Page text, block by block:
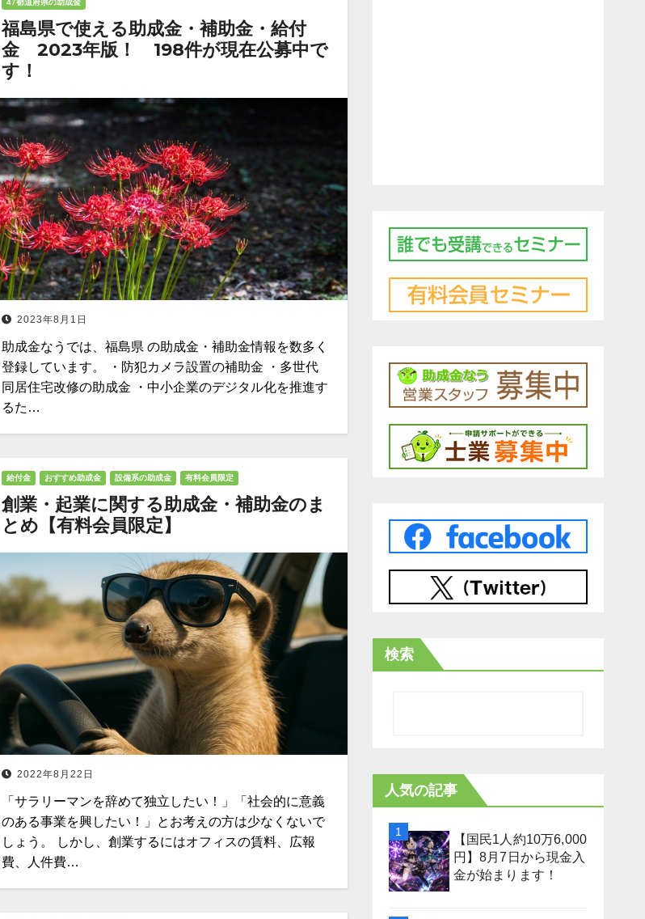
47都道府県の助成金
福島県で使える助成金・補助金・給付
金 2023年版！ 198件が現在公募中で
す！
2023年8月1日
助成金なうでは、福島県 の助成金・補助金情報を数多く
登録しています。 ・防犯カメラ設置の補助金 ・多世代
同居住宅改修の助成金 ・中小企業のデジタル化を推進す
るた…
給付金 おすすめ助成金 設備系の助成金 有料会員限定
創業・起業に関する助成金・補助金のま
とめ【有料会員限定】
2022年8月22日
「サラリーマンを辞めて独立したい！」「社会的に意義
のある事業を興したい！」とお考えの方は少なくないで
しょう。 しかし、創業するにはオフィスの賃料、広報
費、人件費…
検索
人気の記事
【国民1人約10万6,000
円】8月7日から現金入
金が始まります！